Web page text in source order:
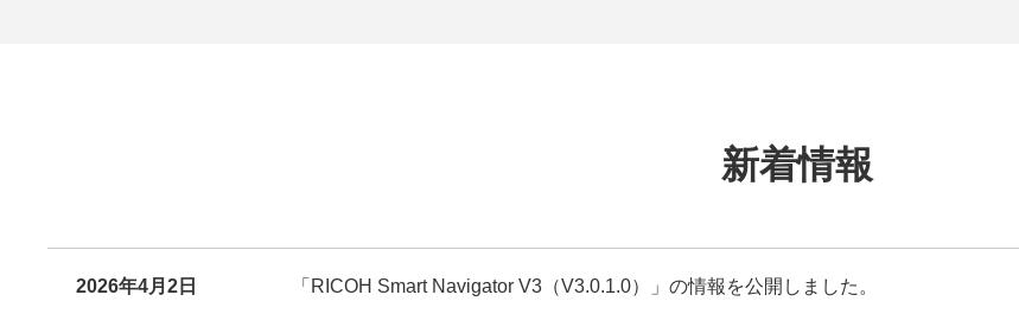
新着情報
2026年4月2日 「RICOH Smart Navigator V3（V3.0.1.0）」の情報を公開しました。